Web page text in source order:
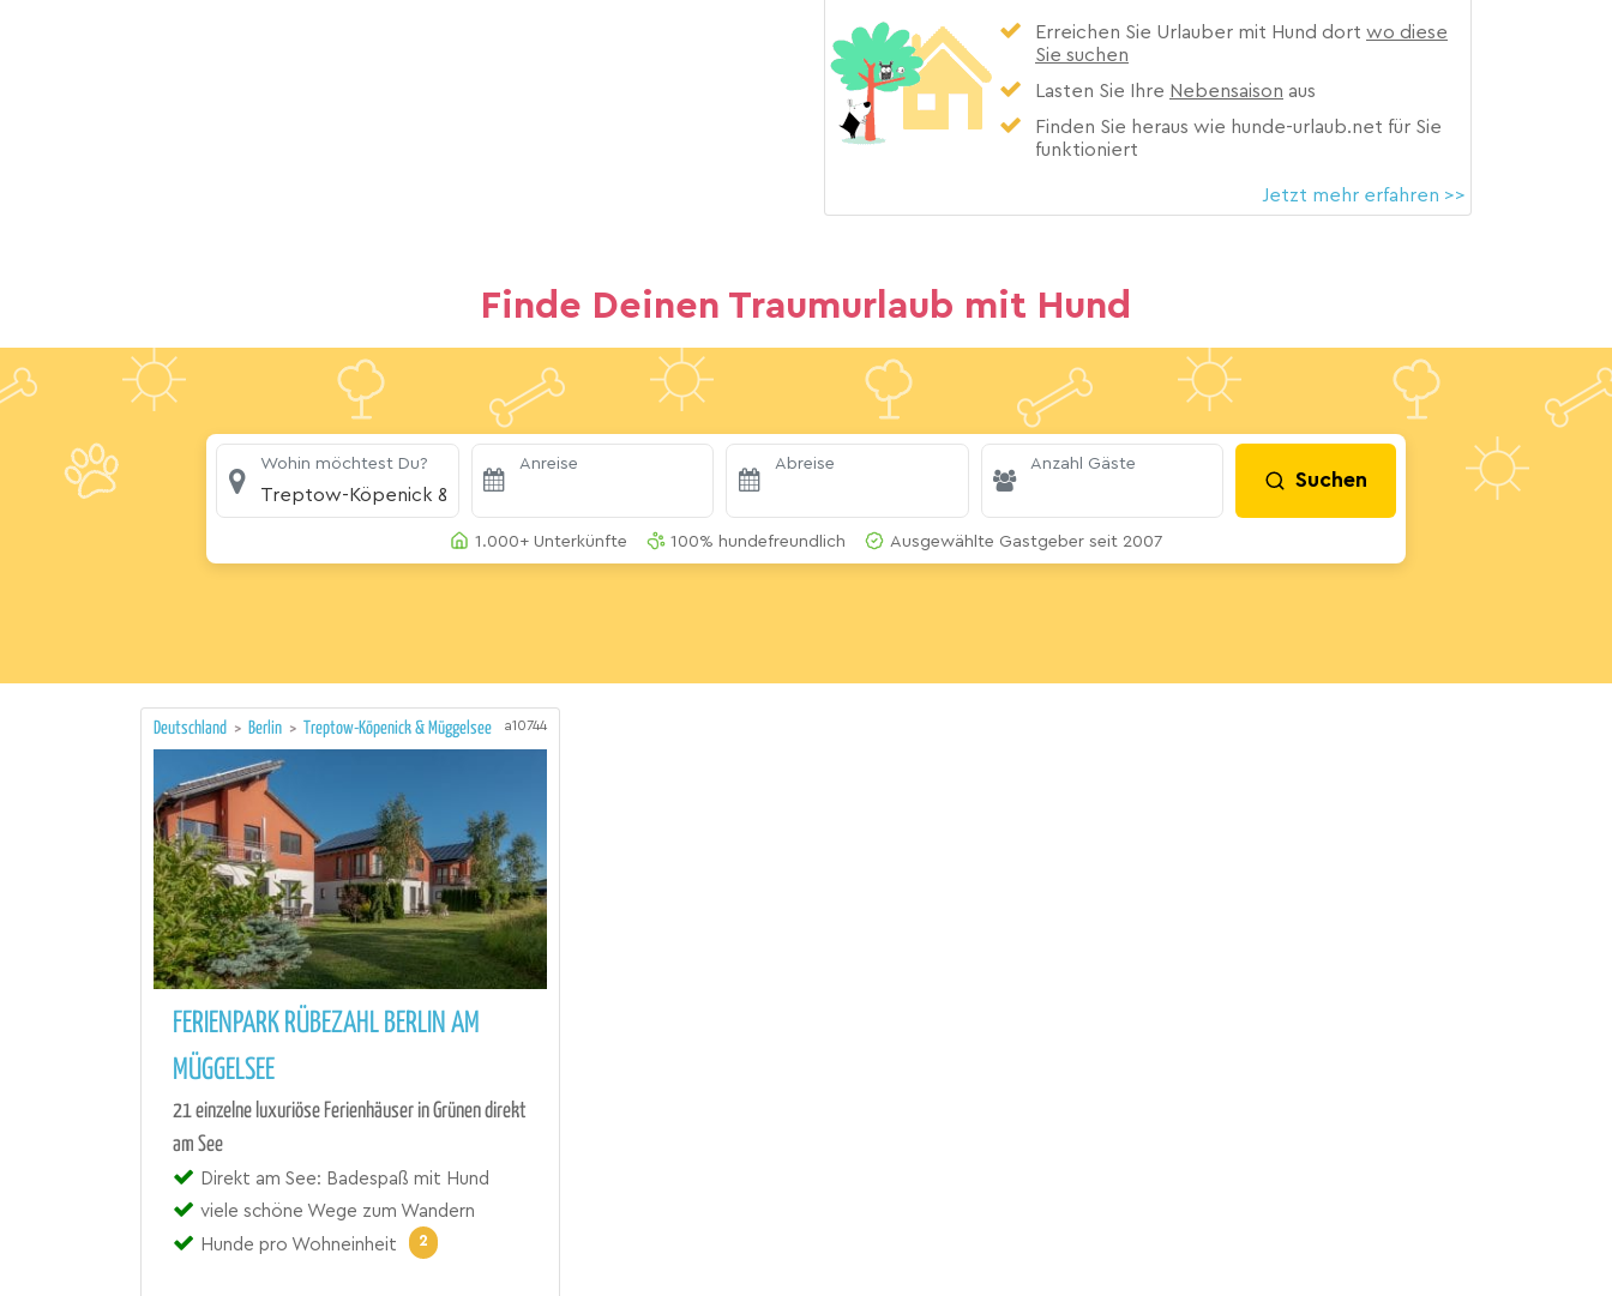
Erreichen Sie Urlauber mit Hund dort wo diese
Sie suchen
Lasten Sie Ihre Nebensaison aus
Finden Sie heraus wie hunde-urlaub.net für Sie
funktioniert
Jetzt mehr erfahren >>
Finde Deinen Traumurlaub mit Hund
Wohin möchtest Du?
Treptow-Köpenick & Müggelsee
Anreise Abreise Anzahl Gäste
Suchen
1.000+ Unterkünfte 100% hundefreundlich Ausgewählte Gastgeber seit 2007
Deutschland > Berlin > Treptow-Köpenick & Müggelsee a10744
FERIENPARK RÜBEZAHL BERLIN AM
MÜGGELSEE
21 einzelne luxuriöse Ferienhäuser in Grünen direkt
am See
Direkt am See: Badespaß mit Hund
viele schöne Wege zum Wandern
Hunde pro Wohneinheit
2